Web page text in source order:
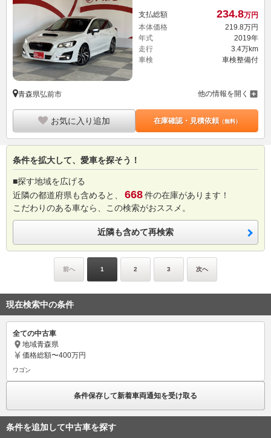
支払総額 234.8万円
本体価格
219. 8万円
年式
2019年
走行
3.4万km
車検
車検整備付
青森県弘前市 他の情報を開く
お気に入り追加 在庫確認・見積依頼（無料）
条件を拡大して、愛車を探そう！
■探す地域を広げる
近隣の都道府県も含めると、
668件の在庫があります！
こだわりのある車なら、この検索がおススメ。
近隣も含めて再検索
前へ 1 2 3 次へ
現在検索中の条件
全ての中古車
地域青森県
価格総額〜400万円
ワゴン
条件保存して新着車両通知を受け取る
条件を追加して中古車を探す